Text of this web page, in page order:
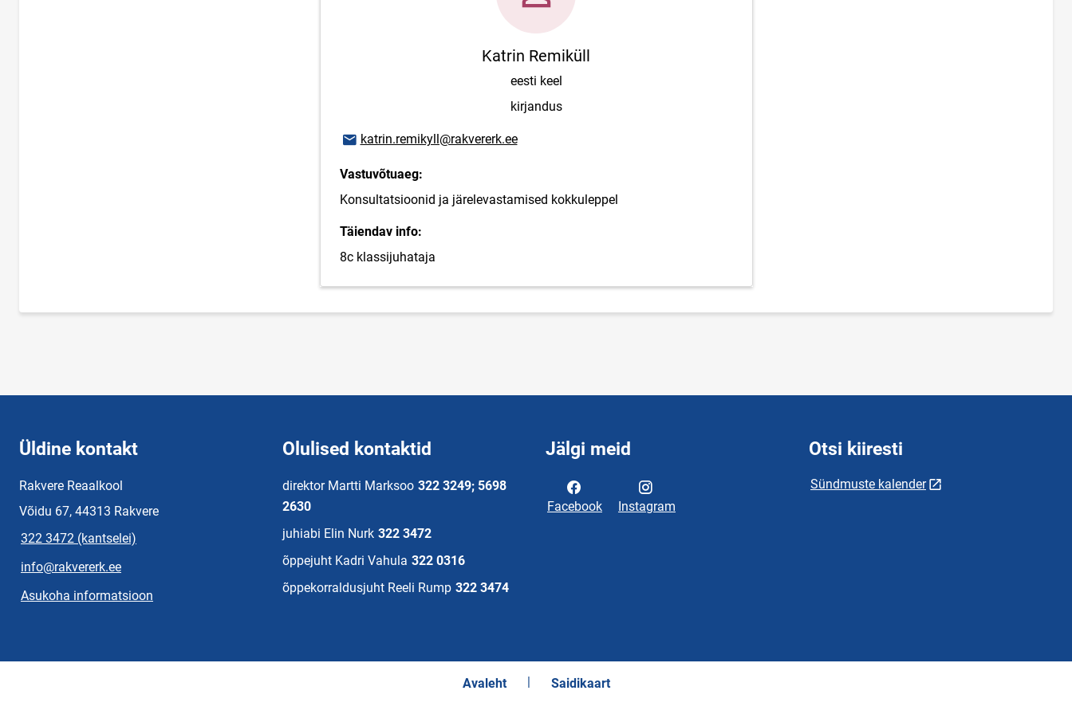
Katrin Remiküll
eesti keel
kirjandus
E-posti aadress
katrin.remikyll@rakvererk.ee
Vastuvõtuaeg:
Konsultatsioonid ja järelevastamised kokkuleppel
Täiendav info:
8c klassijuhataja
Üldine kontakt
Rakvere Reaalkool
Võidu 67, 44313 Rakvere
322 3472 (kantselei)
info@rakvererk.ee
Asukoha informatsioon
Olulised kontaktid
direktor Martti Marksoo 322 3249; 5698
2630
juhiabi Elin Nurk 322 3472
õppejuht Kadri Vahula 322 0316
õppekorraldusjuht Reeli Rump 322 3474
Jälgi meid
Facebook Instagram
Otsi kiiresti
Sündmuste kalender
Avaleht Saidikaart